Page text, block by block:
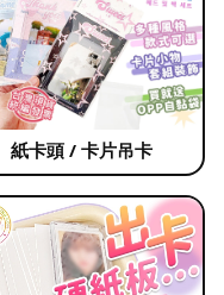
紙卡頭 / 卡片吊卡